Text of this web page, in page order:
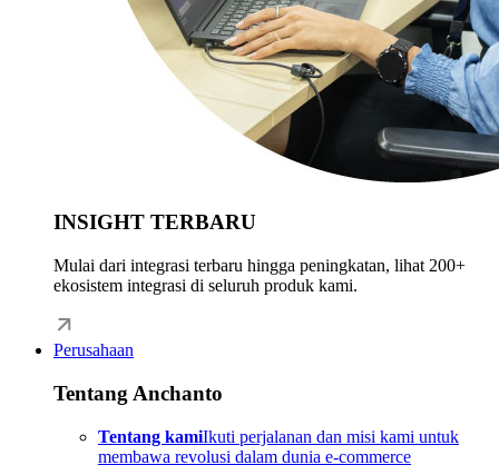
INSIGHT TERBARU
Mulai dari integrasi terbaru hingga peningkatan, lihat 200+
ekosistem integrasi di seluruh produk kami.
Perusahaan
Tentang Anchanto
Tentang kamiIkuti perjalanan dan misi kami untuk
membawa revolusi dalam dunia e-commerce